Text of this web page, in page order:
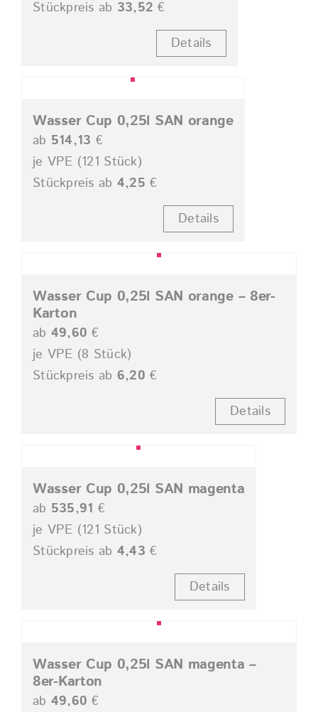
Stückpreis ab 33,52 €
Details
Wasser Cup 0,25l SAN orange
ab 514,13 €
je VPE (121 Stück)
Stückpreis ab 4,25 €
Details
Wasser Cup 0,25l SAN orange – 8er-
Karton
ab 49,60 €
je VPE (8 Stück)
Stückpreis ab 6,20 €
Details
Wasser Cup 0,25l SAN magenta
ab 535,91 €
je VPE (121 Stück)
Stückpreis ab 4,43 €
Details
Wasser Cup 0,25l SAN magenta –
8er-Karton
ab 49,60 €